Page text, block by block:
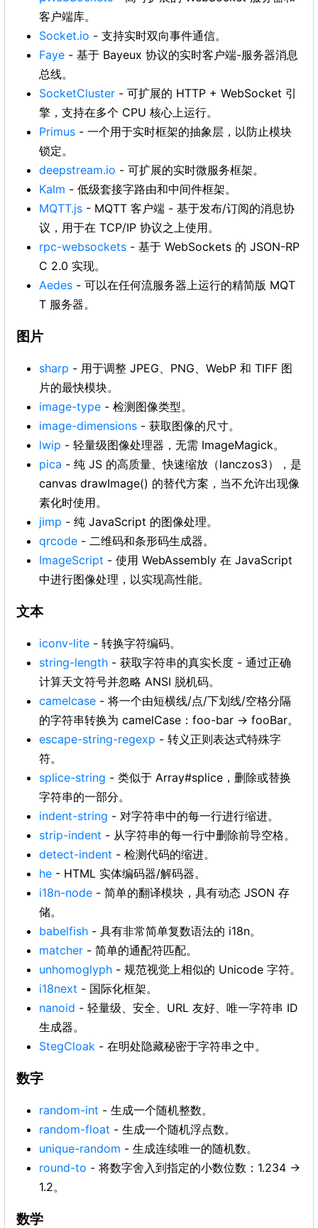
客户端库。
Socket.io - 支持实时双向事件通信。
Faye - 基于 Bayeux 协议的实时客户端-服务器消息
总线。
SocketCluster - 可扩展的 HTTP + WebSocket 引
擎，支持在多个 CPU 核心上运行。
Primus - 一个用于实时框架的抽象层，以防止模块
锁定。
deepstream.io - 可扩展的实时微服务框架。
Kalm - 低级套接字路由和中间件框架。
MQTT.js - MQTT 客户端 - 基于发布/订阅的消息协
议，用于在 TCP/IP 协议之上使用。
rpc-websockets - 基于 WebSockets 的 JSON-RP
C 2.0 实现。
Aedes - 可以在任何流服务器上运行的精简版 MQT
T 服务器。
图片
sharp - 用于调整 JPEG、PNG、WebP 和 TIFF 图
片的最快模块。
image-type - 检测图像类型。
image-dimensions - 获取图像的尺寸。
lwip - 轻量级图像处理器，无需 ImageMagick。
pica - 纯 JS 的高质量、快速缩放（lanczos3），是
canvas drawImage() 的替代方案，当不允许出现像
素化时使用。
jimp - 纯 JavaScript 的图像处理。
qrcode - 二维码和条形码生成器。
ImageScript - 使用 WebAssembly 在 JavaScript
中进行图像处理，以实现高性能。
文本
iconv-lite - 转换字符编码。
string-length - 获取字符串的真实长度 - 通过正确
计算天文符号并忽略 ANSI 脱机码。
camelcase - 将一个由短横线/点/下划线/空格分隔
的字符串转换为 camelCase：foo-bar → fooBar。
escape-string-regexp - 转义正则表达式特殊字
符。
splice-string - 类似于 Array#splice，删除或替换
字符串的一部分。
indent-string - 对字符串中的每一行进行缩进。
strip-indent - 从字符串的每一行中删除前导空格。
detect-indent - 检测代码的缩进。
he - HTML 实体编码器/解码器。
i18n-node - 简单的翻译模块，具有动态 JSON 存
储。
babelfish - 具有非常简单复数语法的 i18n。
matcher - 简单的通配符匹配。
unhomoglyph - 规范视觉上相似的 Unicode 字符。
i18next - 国际化框架。
nanoid - 轻量级、安全、URL 友好、唯一字符串 ID
生成器。
StegCloak - 在明处隐藏秘密于字符串之中。
数字
random-int - 生成一个随机整数。
random-float - 生成一个随机浮点数。
unique-random - 生成连续唯一的随机数。
round-to - 将数字舍入到指定的小数位数：1.234 →
1.2。
数学